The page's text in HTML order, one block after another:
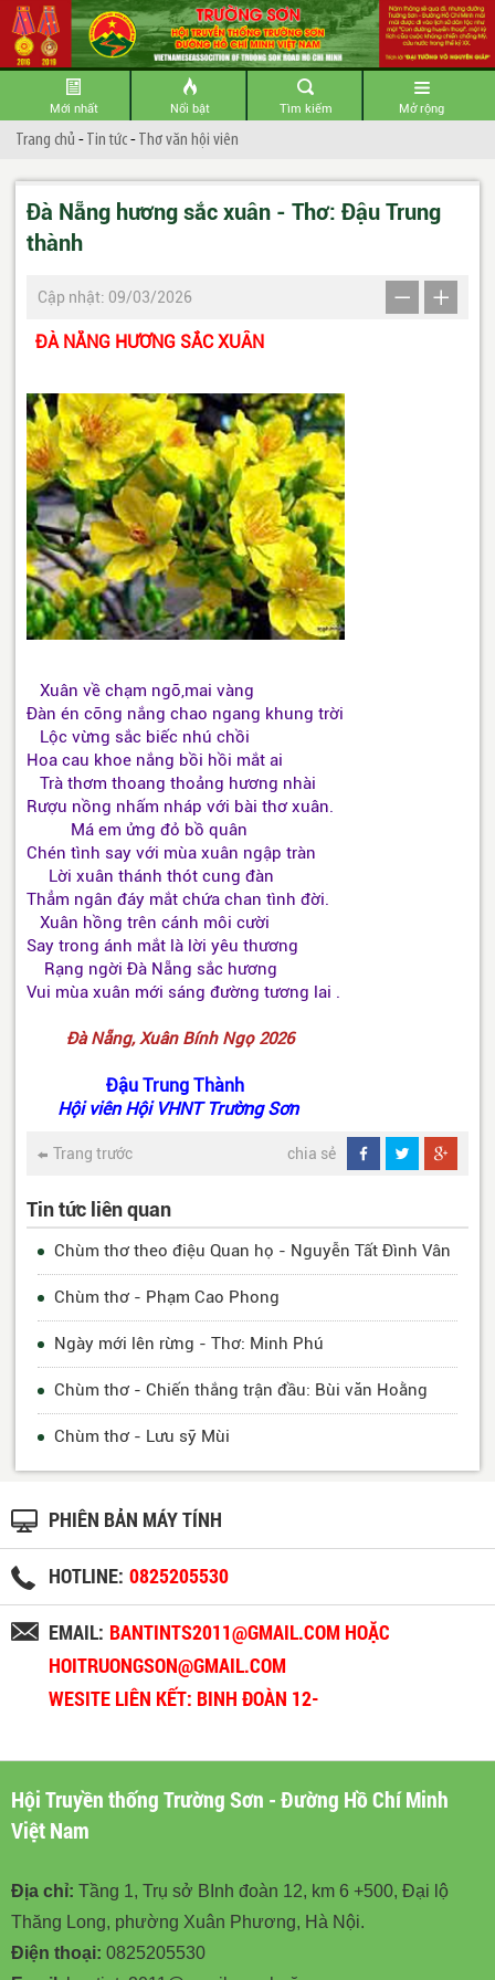
Mới nhất Nổi bật Tìm kiếm Mở rộng
Trang chủ -Tin tức-Thơ văn hội viên
Đà Nẵng hương sắc xuân - Thơ: Đậu Trung
thành
Cập nhật: 09/03/2026
ĐÀ NẴNG HƯƠNG SẮC XUÂN
Xuân về chạm ngõ,mai vàng
Đàn én cõng nắng chao ngang khung trời
Lộc vừng sắc biếc nhú chồi
Hoa cau khoe nắng bồi hồi mắt ai
Trà thơm thoang thoảng hương nhài
Rượu nồng nhấm nháp với bài thơ xuân.
Má em ửng đỏ bồ quân
Chén tình say với mùa xuân ngập tràn
Lời xuân thánh thót cung đàn
Thẳm ngân đáy mắt chứa chan tình đời.
Xuân hồng trên cánh môi cười
Say trong ánh mắt là lời yêu thương
Rạng ngời Đà Nẵng sắc hương
Vui mùa xuân mới sáng đường tương lai .
Đà Nẵng, Xuân Bính Ngọ 2026
Đậu Trung Thành
Hội viên Hội VHNT Trường Sơn
Trang trước chia sẻ
Tin tức liên quan
Chùm thơ theo điệu Quan họ - Nguyễn Tất Đình Vân
Chùm thơ - Phạm Cao Phong
Ngày mới lên rừng - Thơ: Minh Phú
Chùm thơ - Chiến thắng trận đầu: Bùi văn Hoằng
Chùm thơ - Lưu sỹ Mùi
PHIÊN BẢN MÁY TÍNH
HOTLINE: 0825205530
EMAIL: BANTINTS2011@GMAIL.COM HOẶC
HOITRUONGSON@GMAIL.COM
WESITE LIÊN KẾT: BINH ĐOÀN 12-
Hội Truyền thống Trường Sơn - Đường Hồ Chí Minh
Việt Nam
Địa chỉ: Tầng 1, Trụ sở BInh đoàn 12, km 6 +500, Đại lộ
Thăng Long, phường Xuân Phương, Hà Nội.
Điện thoại: 0825205530